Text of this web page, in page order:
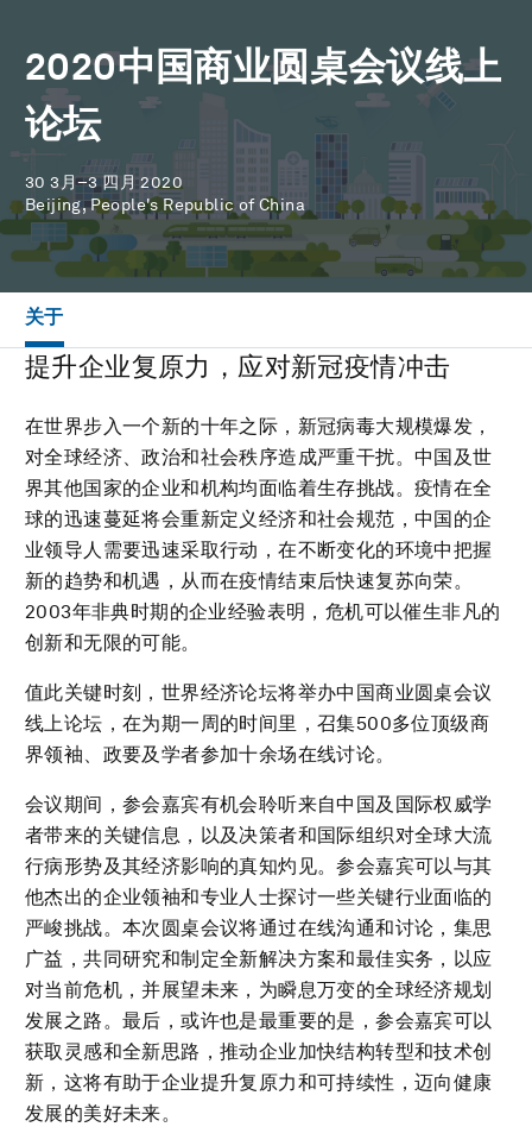
2020中国商业圆桌会议线上
论坛
30 3月–3 四月 2020
Beijing, People's Republic of China
关于
提升企业复原力，应对新冠疫情冲击
在世界步入一个新的十年之际，新冠病毒大规模爆发，
对全球经济、政治和社会秩序造成严重干扰。中国及世
界其他国家的企业和机构均面临着生存挑战。疫情在全
球的迅速蔓延将会重新定义经济和社会规范，中国的企
业领导人需要迅速采取行动，在不断变化的环境中把握
新的趋势和机遇，从而在疫情结束后快速复苏向荣。
2003年非典时期的企业经验表明，危机可以催生非凡的
创新和无限的可能。
值此关键时刻，世界经济论坛将举办中国商业圆桌会议
线上论坛，在为期一周的时间里，召集500多位顶级商
界领袖、政要及学者参加十余场在线讨论。
会议期间，参会嘉宾有机会聆听来自中国及国际权威学
者带来的关键信息，以及决策者和国际组织对全球大流
行病形势及其经济影响的真知灼见。参会嘉宾可以与其
他杰出的企业领袖和专业人士探讨一些关键行业面临的
严峻挑战。本次圆桌会议将通过在线沟通和讨论，集思
广益，共同研究和制定全新解决方案和最佳实务，以应
对当前危机，并展望未来，为瞬息万变的全球经济规划
发展之路。最后，或许也是最重要的是，参会嘉宾可以
获取灵感和全新思路，推动企业加快结构转型和技术创
新，这将有助于企业提升复原力和可持续性，迈向健康
发展的美好未来。